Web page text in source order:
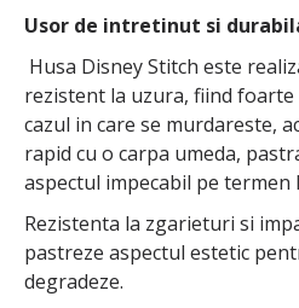
Usor de intretinut si
Husa Disney Stitch este
rezistent la uzura, fiind
cazul in care se murdareste,
rapid cu o carpa umeda,
aspectul impecabil pe termen
Rezistenta la zgarieturi si
pastreze aspectul estetic
degradeze.